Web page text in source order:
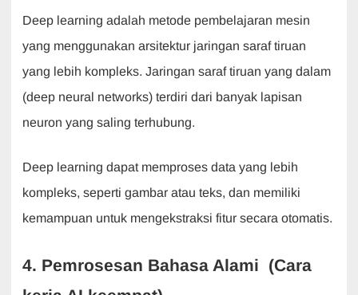
Deep learning adalah metode pembelajaran mesin
yang menggunakan arsitektur jaringan saraf tiruan
yang lebih kompleks. Jaringan saraf tiruan yang dalam
(deep neural networks) terdiri dari banyak lapisan
neuron yang saling terhubung.
Deep learning dapat memproses data yang lebih
kompleks, seperti gambar atau teks, dan memiliki
kemampuan untuk mengekstraksi fitur secara otomatis.
4. Pemrosesan Bahasa Alami (Cara